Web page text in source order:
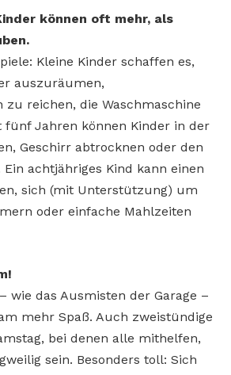
können oft mehr, als
Kleine Kinder schaffen es,
auszuräumen,
zu reichen, die Waschmaschine
Jahren können Kinder in der
Geschirr abtrocknen oder den
achtjähriges Kind kann einen
sich (mit Unterstützung) um
oder einfache Mahlzeiten
wie das Ausmisten der Garage –
mehr Spaß. Auch zweistündige
bei denen alle mithelfen,
sein. Besonders toll: Sich